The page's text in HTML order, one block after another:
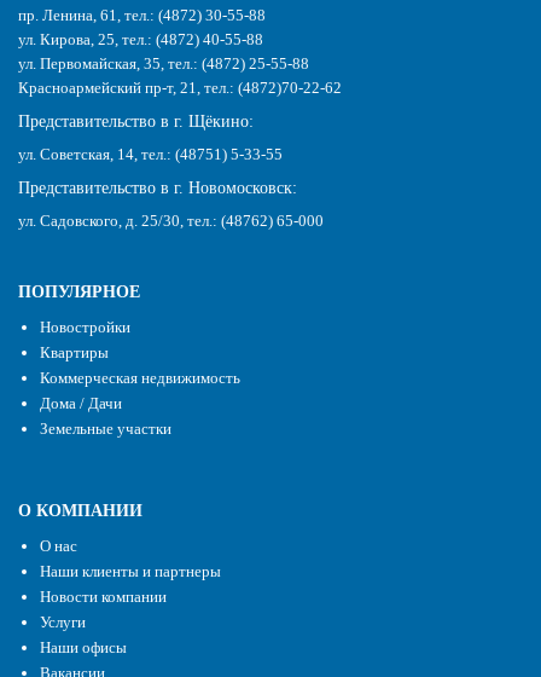
пр. Ленина, 61, тел.: (4872) 30-55-88
ул. Кирова, 25, тел.: (4872) 40-55-88
ул. Первомайская, 35, тел.: (4872) 25-55-88
Красноармейский пр-т, 21, тел.: (4872)70-22-62
Представительство в г. Щёкино:
ул. Советская, 14, тел.: (48751) 5-33-55
Представительство в г. Новомосковск:
ул. Садовского, д. 25/30, тел.: (48762) 65-000
ПОПУЛЯРНОЕ
Новостройки
Квартиры
Коммерческая недвижимость
Дома / Дачи
Земельные участки
О КОМПАНИИ
О нас
Наши клиенты и партнеры
Новости компании
Услуги
Наши офисы
Вакансии